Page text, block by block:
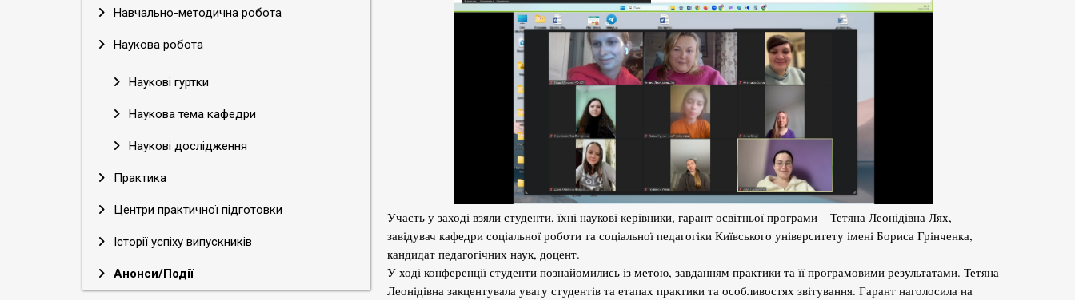
Навчально-методична робота
Наукова робота
Наукові гуртки
Наукова тема кафедри
Наукові дослідження
Практика
Центри практичної підготовки
Історії успіху випускників
Анонси/Події
Участь у заході взяли студенти, їхні наукові керівники, гарант освітньої програми – Тетяна Леонідівна Лях,
завідувач кафедри соціальної роботи та соціальної педагогіки Київського університету імені Бориса Грінченка,
кандидат педагогічних наук, доцент.
У ході конференції студенти познайомились із метою, завданням практики та її програмовими результатами. Тетяна
Леонідівна закцентувала увагу студентів та етапах практики та особливостях звітування. Гарант наголосила на